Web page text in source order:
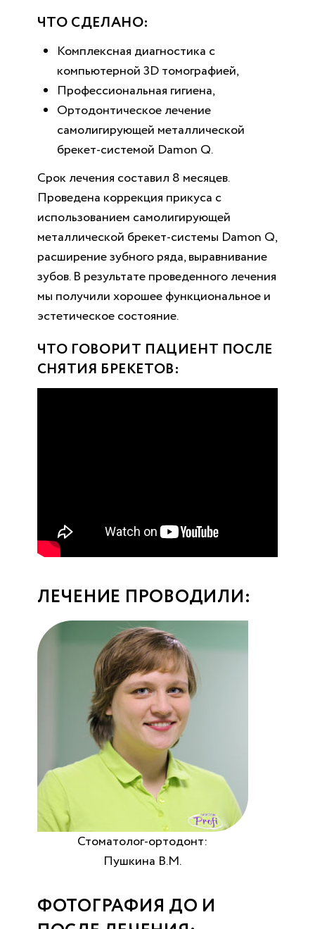
ЧТО СДЕЛАНО:
Комплексная диагностика с
компьютерной 3D томографией,
Профессиональная гигиена,
Ортодонтическое лечение
самолигирующей металлической
брекет-системой Damon Q.
Срок лечения составил 8 месяцев.
Проведена коррекция прикуса с
использованием самолигирующей
металлической брекет-системы Damon Q,
расширение зубного ряда, выравнивание
зубов. В результате проведенного лечения
мы получили хорошее функциональное и
эстетическое состояние.
ЧТО ГОВОРИТ ПАЦИЕНТ ПОСЛЕ
СНЯТИЯ БРЕКЕТОВ:
ЛЕЧЕНИЕ ПРОВОДИЛИ:
Стоматолог-ортодонт:
Пушкина В.М.
ФОТОГРАФИЯ ДО И